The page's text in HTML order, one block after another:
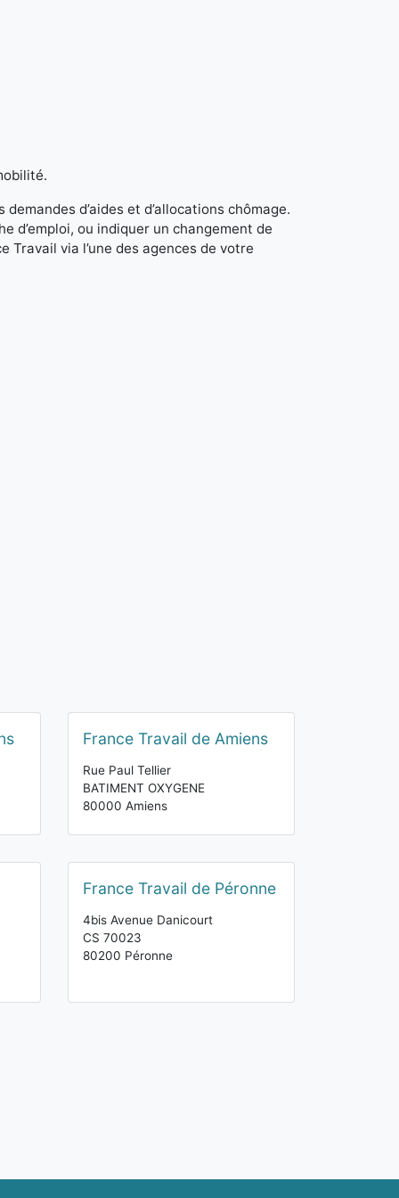
d’aides et d’allocations chômage.
d’emploi, ou indiquer un changement de
via l’une des agences de votre
France Travail de Amiens
Rue Paul Tellier
BATIMENT OXYGENE
80000 Amiens
France Travail de Péronne
4bis Avenue Danicourt
CS 70023
80200 Péronne